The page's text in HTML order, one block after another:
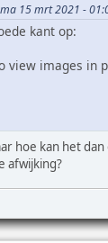
15 mrt 2021 -
kant op:
view images in
hoe kan het dan
afwijking?